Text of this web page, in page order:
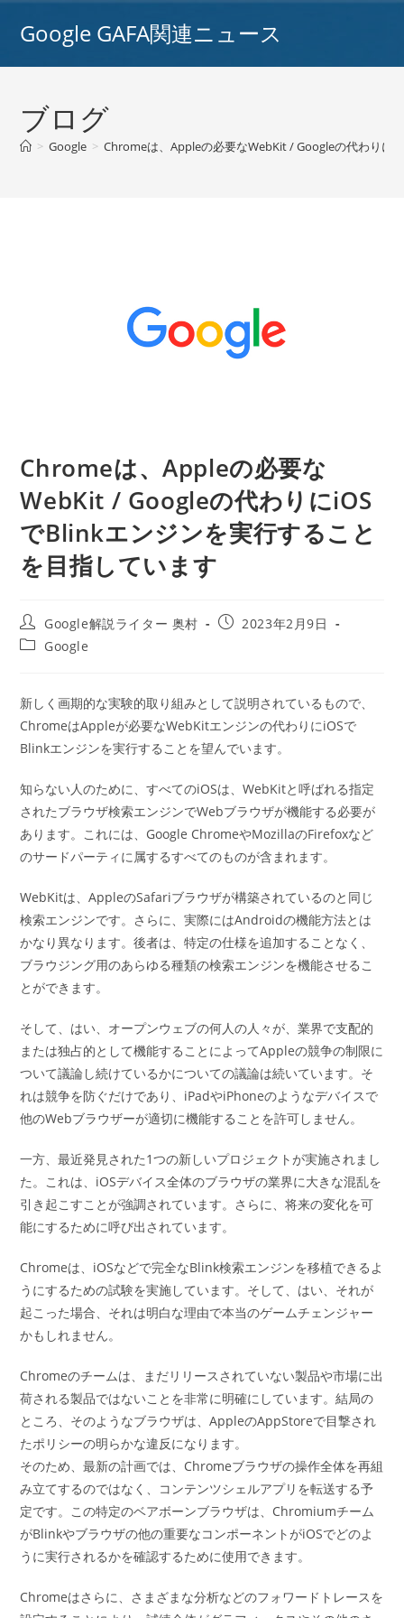
Google GAFA関連ニュース
ブログ
> Google > Chromeは、Appleの必要なWebKit / Googleの代わりに
Chromeは、Appleの必要な
WebKit / Googleの代わりにiOS
でBlinkエンジンを実行すること
を目指しています
投
稿
者:
Google解説ライター 奥村
投
2023年2月9日
投
テ
ゴ
リ
ー:
Google
新しく画期的な実験的取り組みとして説明されているもので、
ChromeはAppleが必要なWebKitエンジンの代わりにiOSで
Blinkエンジンを実行することを望んでいます。
知らない人のために、すべてのiOSは、WebKitと呼ばれる指定
されたブラウザ検索エンジンでWebブラウザが機能する必要が
あります。これには、Google ChromeやMozillaのFirefoxなど
のサードパーティに属するすべてのものが含まれます。
WebKitは、AppleのSafariブラウザが構築されているのと同じ
検索エンジンです。さらに、実際にはAndroidの機能方法とは
かなり異なります。後者は、特定の仕様を追加することなく、
ブラウジング用のあらゆる種類の検索エンジンを機能させるこ
とができます。
そして、はい、オープンウェブの何人の人々が、業界で支配的
または独占的として機能することによってAppleの競争の制限に
ついて議論し続けているかについての議論は続いています。そ
れは競争を防ぐだけであり、iPadやiPhoneのようなデバイスで
他のWebブラウザーが適切に機能することを許可しません。
一方、最近発見された1つの新しいプロジェクトが実施されまし
た。これは、iOSデバイス全体のブラウザの業界に大きな混乱を
引き起こすことが強調されています。さらに、将来の変化を可
能にするために呼び出されています。
Chromeは、iOSなどで完全なBlink検索エンジンを移植できるよ
うにするための試験を実施しています。そして、はい、それが
起こった場合、それは明白な理由で本当のゲームチェンジャー
かもしれません。
Chromeのチームは、まだリリースされていない製品や市場に出
荷される製品ではないことを非常に明確にしています。結局の
ところ、そのようなブラウザは、AppleのAppStoreで目撃され
たポリシーの明らかな違反になります。
そのため、最新の計画では、Chromeブラウザの操作全体を再組
み立てするのではなく、コンテンツシェルアプリを転送する予
定です。この特定のベアボーンブラウザは、Chromiumチーム
がBlinkやブラウザの他の重要なコンポーネントがiOSでどのよ
うに実行されるかを確認するために使用できます。
Chromeはさらに、さまざまな分析などのフォワードトレースを